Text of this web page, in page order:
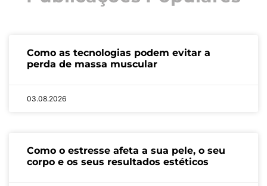
Como as tecnologias podem evitar a
perda de massa muscular
03.08.2026
Como o estresse afeta a sua pele, o seu
corpo e os seus resultados estéticos